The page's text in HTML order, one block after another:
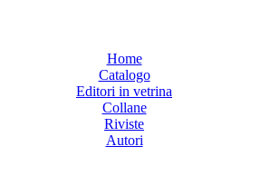
Home
Catalogo
Editori in vetrina
Collane
Riviste
Autori